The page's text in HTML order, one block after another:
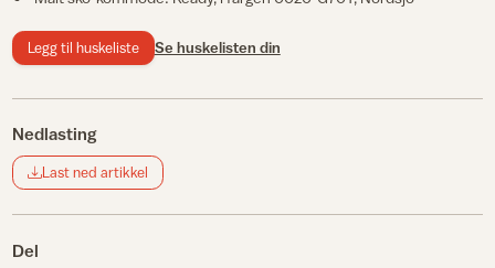
Legg til huskeliste Se huskelisten din
Nedlasting
Last ned artikkel
Del